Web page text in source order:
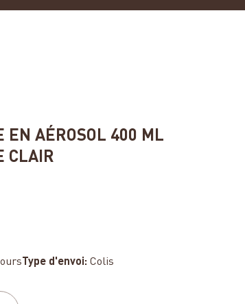
EN AÉROSOL 400 ML
CLAIR
Type d'envoi: Colis